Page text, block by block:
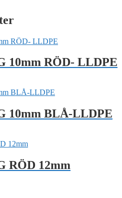
10mm RÖD- LLDPE
10mm BLÅ-LLDPE
RÖD 12mm